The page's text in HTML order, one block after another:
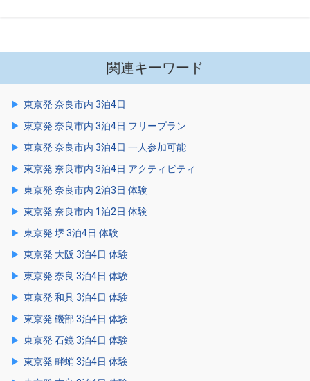
関連キーワード
東京発 奈良市内 3泊4日
東京発 奈良市内 3泊4日 フリープラン
東京発 奈良市内 3泊4日 一人参加可能
東京発 奈良市内 3泊4日 アクティビティ
東京発 奈良市内 2泊3日 体験
東京発 奈良市内 1泊2日 体験
東京発 堺 3泊4日 体験
東京発 大阪 3泊4日 体験
東京発 奈良 3泊4日 体験
東京発 和具 3泊4日 体験
東京発 磯部 3泊4日 体験
東京発 石鏡 3泊4日 体験
東京発 畔蛸 3泊4日 体験